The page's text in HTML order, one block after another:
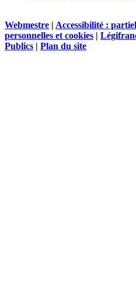
Webmestre | Accessibilité :
personnelles et cookies |
Publics | Plan du site